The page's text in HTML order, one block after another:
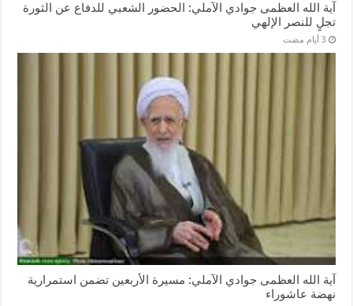
آية الله العظمى جوادي الآملي: الحضور الشعبي للدفاع عن الثورة
تجلٍ للنصر الإلهي
آية الله العظمى جوادي الآملي: مسيرة الأربعين تضمن استمرارية
نهضة عاشوراء